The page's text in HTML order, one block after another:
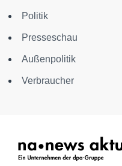
Politik
Presseschau
Außenpolitik
Verbraucher